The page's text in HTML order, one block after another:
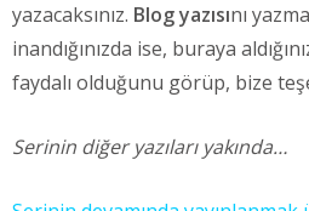
yazacaksınız. Blog yazısını
inandığınızda ise, buraya
faydalı olduğunu görüp, bize
Serinin diğer yazıları yakında…